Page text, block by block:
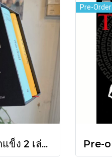
(Box set) (ปกแข็ง 2 เล่ม) มหากาพย์อิเลียดและโอดิสซี The Iliad & The Odyssey (ปกแข็ง 2 เล่ม) / โฮเมอร์ Homer / เวธัส, สุริยฉัตร / ทับหนังสือ
Pre-Order